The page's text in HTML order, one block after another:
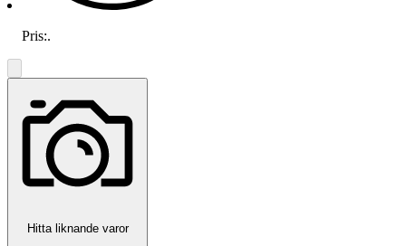
Pris:.
Hitta liknande varor